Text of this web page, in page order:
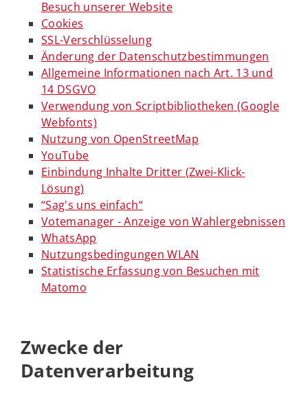
Besuch unserer Website
Cookies
SSL-Verschlüsselung
Änderung der Datenschutzbestimmungen
Allgemeine Informationen nach Art. 13 und
14 DSGVO
Verwendung von Scriptbibliotheken (Google
Webfonts)
Nutzung von OpenStreetMap
YouTube
Einbindung Inhalte Dritter (Zwei-Klick-
Lösung)
“Sag's uns einfach“
Votemanager - Anzeige von Wahlergebnissen
WhatsApp
Nutzungsbedingungen WLAN
Statistische Erfassung von Besuchen mit
Matomo
Zwecke der
Datenverarbeitung